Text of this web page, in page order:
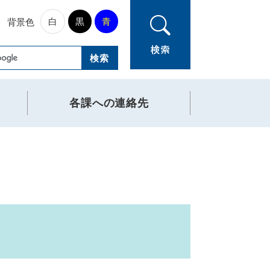
背景色 白 黒 青
各課への連絡先